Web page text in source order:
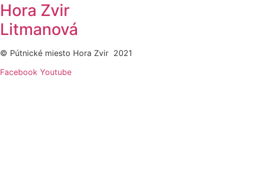
Hora Zvir
Litmanová
© Pútnické miesto Hora Zvir 2021
Facebook Youtube